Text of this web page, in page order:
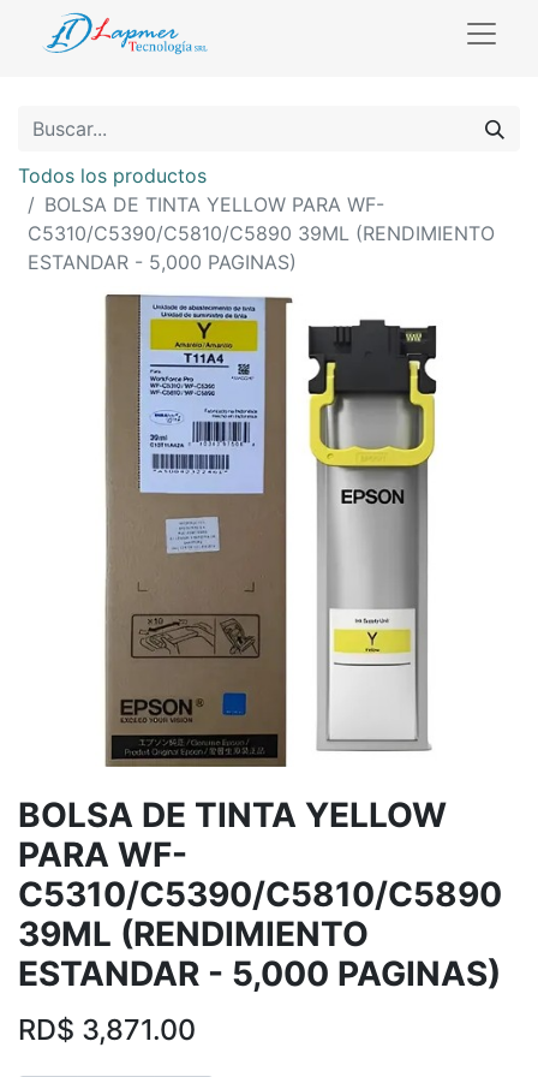
Todos los productos
BOLSA DE TINTA YELLOW PARA WF-
C5310/C5390/C5810/C5890 39ML (RENDIMIENTO
ESTANDAR - 5,000 PAGINAS)
BOLSA DE TINTA YELLOW
PARA WF-
C5310/C5390/C5810/C5890
39ML (RENDIMIENTO
ESTANDAR - 5,000 PAGINAS)
RD$ 3,871.00